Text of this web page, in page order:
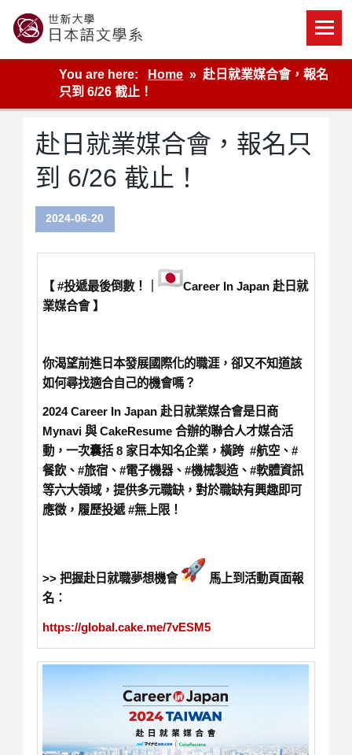
content
世新大學教學單位的網站
You are here:
Home
赴日就業媒合會，報名
只到 6/26 截止！
赴日就業媒合會，報名只
到 6/26 截止！
2024-06-20
【 #投遞最後倒數！｜
Career In Japan 赴日就
業媒合會 】
你渴望前進日本發展國際化的職涯，卻又不知道該
如何尋找適合自己的機會嗎？
2024 Career In Japan 赴日就業媒合會是日商
Mynavi 與 CakeResume 合辦的聯合人才媒合活
動，一次囊括 8 家日本知名企業，橫跨 #航空、#
餐飲、#旅宿、#電子機器、#機械製造、#軟體資訊
等六大領域，提供多元職缺，對於職缺有興趣即可
應徵，履歷投遞 #無上限！
>> 把握赴日就職夢想機會
馬上到活動頁面報
名：
https://global.cake.me/7vESM5